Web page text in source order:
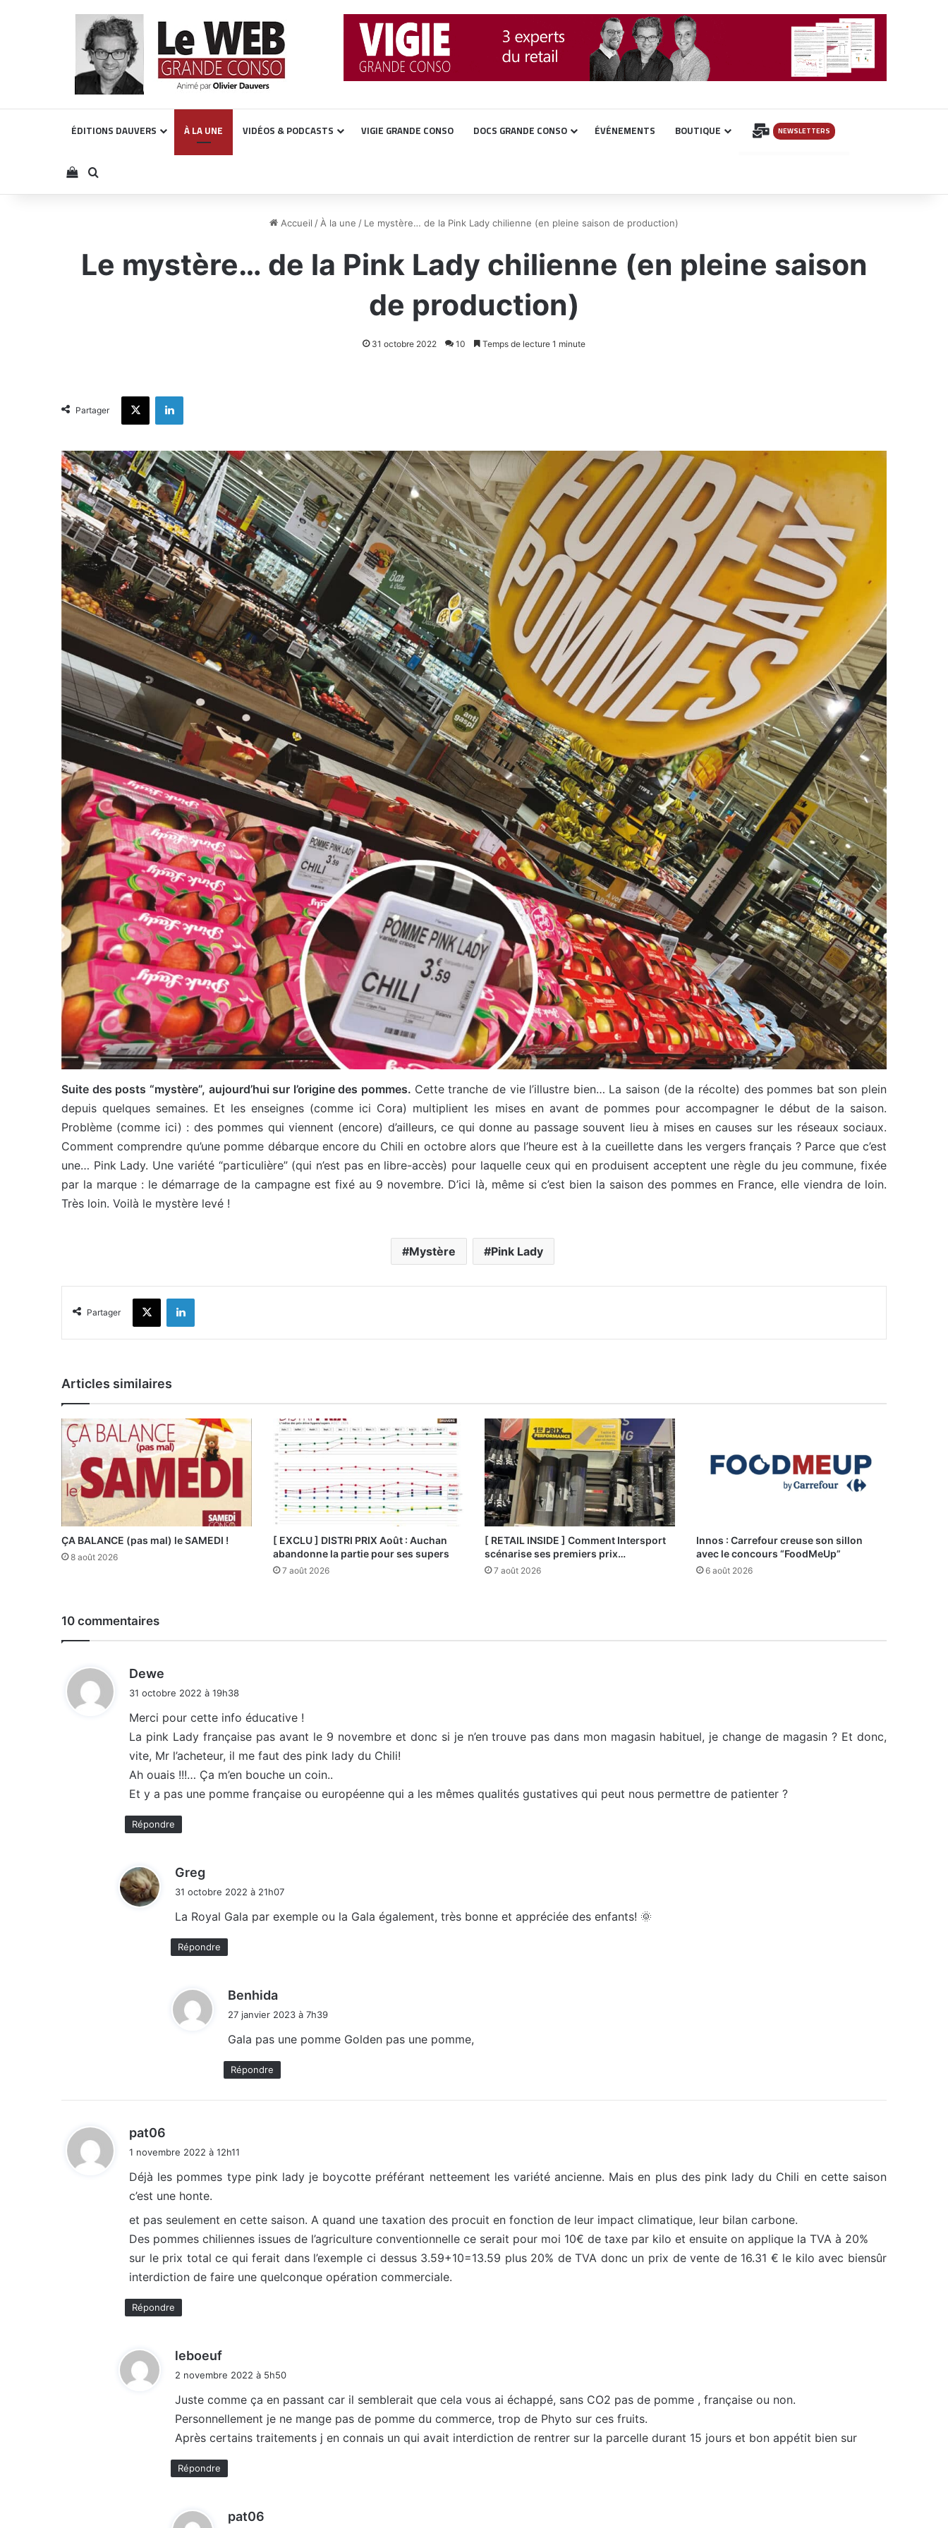
ÉDITIONS DAUVERS À LA UNE VIDÉOS & PODCASTS VIGIE GRANDE CONSO DOCS GRANDE CONSO ÉVÉNEMENTS BOUTIQUE INSCRIPTION
NEWSLETTERS
Voir votre panier
Rechercher
Accueil / À la une / Le mystère… de la Pink Lady chilienne (en pleine saison de production)
Le mystère… de la Pink Lady chilienne (en pleine saison
de production)
31 octobre 2022 10 Temps de lecture 1 minute
Partager
X Linkedin
Suite des posts “mystère”, aujourd’hui sur l’origine des pommes. Cette tranche de vie l’illustre bien… La saison (de la récolte) des pommes bat son plein
depuis quelques semaines. Et les enseignes (comme ici Cora) multiplient les mises en avant de pommes pour accompagner le début de la saison.
Problème (comme ici) : des pommes qui viennent (encore) d’ailleurs, ce qui donne au passage souvent lieu à mises en causes sur les réseaux sociaux.
Comment comprendre qu’une pomme débarque encore du Chili en octobre alors que l’heure est à la cueillette dans les vergers français ? Parce que c’est
une… Pink Lady. Une variété “particulière” (qui n’est pas en libre-accès) pour laquelle ceux qui en produisent acceptent une règle du jeu commune, fixée
par la marque : le démarrage de la campagne est fixé au 9 novembre. D’ici là, même si c’est bien la saison des pommes en France, elle viendra de loin.
Très loin. Voilà le mystère levé !
Mystère Pink Lady
Partager
X Linkedin
Articles similaires
ÇA BALANCE (pas mal) le SAMEDI !
8 août 2026
[ EXCLU ] DISTRI PRIX Août : Auchan
abandonne la partie pour ses supers
7 août 2026
[ RETAIL INSIDE ] Comment Intersport
scénarise ses premiers prix…
7 août 2026
Innos : Carrefour creuse son sillon
avec le concours “FoodMeUp”
6 août 2026
10 commentaires
Dewe
:
31 octobre 2022 à 19h38
Merci pour cette info éducative !
La pink Lady française pas avant le 9 novembre et donc si je n’en trouve pas dans mon magasin habituel, je change de magasin ? Et donc,
vite, Mr l’acheteur, il me faut des pink lady du Chili!
Ah ouais !!!… Ça m’en bouche un coin..
Et y a pas une pomme française ou européenne qui a les mêmes qualités gustatives qui peut nous permettre de patienter ?
Répondre
Greg
31 octobre 2022 à 21h07
La Royal Gala par exemple ou la Gala également, très bonne et appréciée des enfants! 🌞
Répondre
Benhida
27 janvier 2023 à 7h39
Gala pas une pomme Golden pas une pomme,
Répondre
pat06
:
1 novembre 2022 à 12h11
Déjà les pommes type pink lady je boycotte préférant netteement les variété ancienne. Mais en plus des pink lady du Chili en cette saison
c’est une honte.
et pas seulement en cette saison. A quand une taxation des procuit en fonction de leur impact climatique, leur bilan carbone.
Des pommes chiliennes issues de l’agriculture conventionnelle ce serait pour moi 10€ de taxe par kilo et ensuite on applique la TVA à 20%
sur le prix total ce qui ferait dans l’exemple ci dessus 3.59+10=13.59 plus 20% de TVA donc un prix de vente de 16.31 € le kilo avec biensûr
interdiction de faire une quelconque opération commerciale.
Répondre
leboeuf
:
2 novembre 2022 à 5h50
Juste comme ça en passant car il semblerait que cela vous ai échappé, sans CO2 pas de pomme , française ou non.
Personnellement je ne mange pas de pomme du commerce, trop de Phyto sur ces fruits.
Après certains traitements j en connais un qui avait interdiction de rentrer sur la parcelle durant 15 jours et bon appétit bien sur
Répondre
pat06